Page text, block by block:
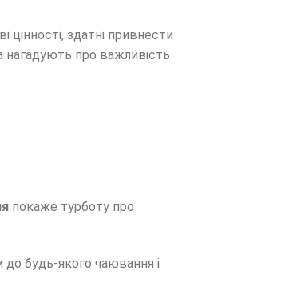
здатні привнести
нагадують про важливість
покаже турботу про
будь-якого чаювання і